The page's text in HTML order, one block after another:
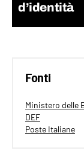
d’identità
Fonti
Ministero delle
DEF
Poste Italiane